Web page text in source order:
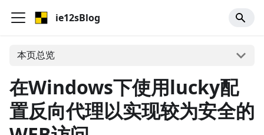
ie12sBlog
本页总览
在Windows下使用lucky配
置反向代理以实现较为安全的